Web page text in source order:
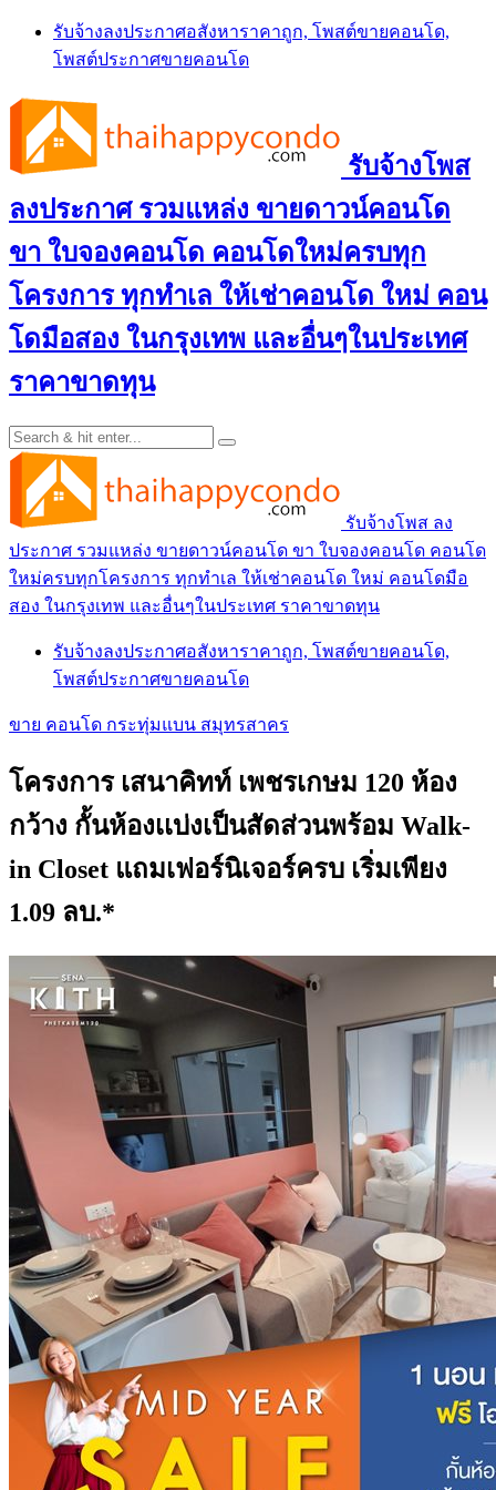
Skip
content
รับจ้างลงประกาศอสังหาราคาถูก, โพสต์ขายคอนโด,
โพสต์ประกาศขายคอนโด
รับจ้างโพส
ลงประกาศ รวมแหล่ง ขายดาวน์คอนโด
ขา ใบจองคอนโด คอนโดใหม่ครบทุก
โครงการ ทุกทำเล ให้เช่าคอนโด ใหม่ คอน
โดมือสอง ในกรุงเทพ และอื่นๆในประเทศ
ราคาขาดทุน
รับจ้างโพส ลง
ประกาศ รวมแหล่ง ขายดาวน์คอนโด ขา ใบจองคอนโด คอนโด
ใหม่ครบทุกโครงการ ทุกทำเล ให้เช่าคอนโด ใหม่ คอนโดมือ
สอง ในกรุงเทพ และอื่นๆในประเทศ ราคาขาดทุน
รับจ้างลงประกาศอสังหาราคาถูก, โพสต์ขายคอนโด,
โพสต์ประกาศขายคอนโด
ขาย คอนโด กระทุ่มแบน สมุทรสาคร
โครงการ เสนาคิทท์ เพชรเกษม 120 ห้อง
กว้าง กั้นห้องเเบ่งเป็นสัดส่วนพร้อม Walk-
in Closet แถมเฟอร์นิเจอร์ครบ เริ่มเพียง
1.09 ลบ.*